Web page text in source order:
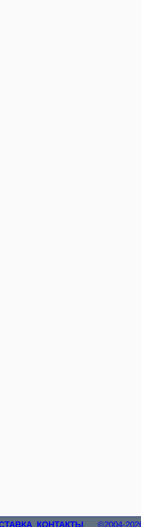
КОНТАКТЫ ©2004-